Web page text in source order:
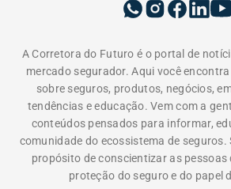
A Corretora do Futuro é o portal de
mercado segurador. Aqui você
sobre seguros, produtos, negócios,
tendências e educação. Vem com a
conteúdos pensados para informar,
comunidade do ecossistema de seguros.
propósito de conscientizar as
proteção do seguro e do papel